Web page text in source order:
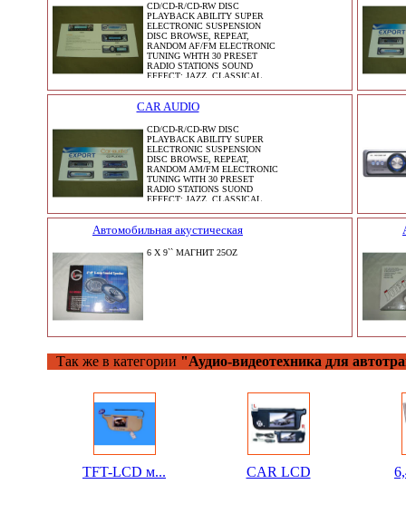
CD/CD-R/CD-RW DISC
PLAYBACK ABILITY SUPER
ELECTRONIC SUSPENSION
DISC BROWSE, REPEAT,
RANDOM AF/FM ELECTRONIC
TUNING WHTH 30 PRESET
RADIO STATIONS SOUND
EFFECT: JAZZ, CLASSICAL,
CAR AUDIO
CD/CD-R/CD-RW DISC
PLAYBACK ABILITY SUPER
ELECTRONIC SUSPENSION
DISC BROWSE, REPEAT,
RANDOM AM/FM ELECTRONIC
TUNING WITH 30 PRESET
RADIO STATIONS SUOND
EFFECT: JAZZ, CLASSICAL,
Автомобильная акустическая
6 X 9`` МАГНИТ 25OZ
Так же в категории "Аудио-видеотехника для
TFT-LCD м... CAR LCD